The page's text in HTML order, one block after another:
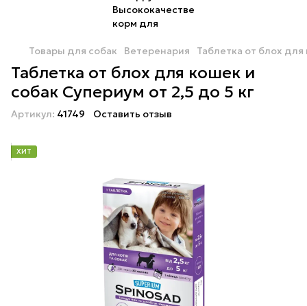
Товары для собак Ветеренария Таблетка от блох
Таблетка от блох для кошек и
собак Супериум от 2,5 до 5 кг
Артикул: 41749 Оставить отзыв
ХИТ